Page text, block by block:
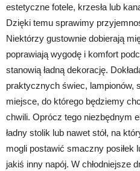
estetyczne fotele, krzesła lub
Dzięki temu sprawimy
Niektórzy gustownie dobierają
poprawiają wygodę i komfort
stanowią ładną dekorację.
praktycznych świec, lampionów,
miejsce, do którego będziemy
chwili. Oprócz tego niezbędnym
ładny stolik lub nawet stół, na
mogli postawić smaczny posiłek
jakiś inny napój. W chłodniejsze